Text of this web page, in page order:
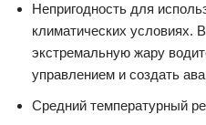
Непригодность для
климатических условиях.
экстремальную жару
управлением и создать
Средний температурный